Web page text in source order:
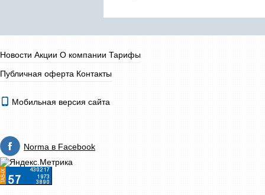
Новости Акции О компании Тарифы
Публичная оферта Контакты
Мобильная версия сайта
Norma в Facebook